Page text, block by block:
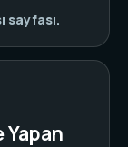
sayfası.
Yapan